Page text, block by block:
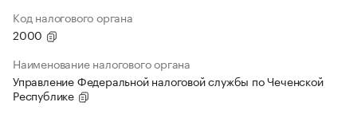
Код налогового органа
2000
Наименование налогового органа
Управление Федеральной налоговой службы по Чеченской
Республике